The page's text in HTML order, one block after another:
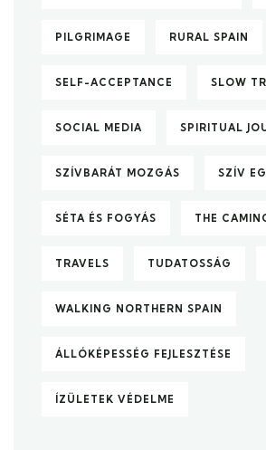
PILGRIMAGE RURAL SPAIN
SELF-ACCEPTANCE SLOW
SOCIAL MEDIA SPIRITUAL
SZÍVBARÁT MOZGÁS SZÍV
SÉTA ÉS FOGYÁS THE
TRAVELS TUDATOSSÁG
WALKING NORTHERN SPAIN
ÁLLÓKÉPESSÉG FEJLESZTÉSE
ÍZÜLETEK VÉDELME